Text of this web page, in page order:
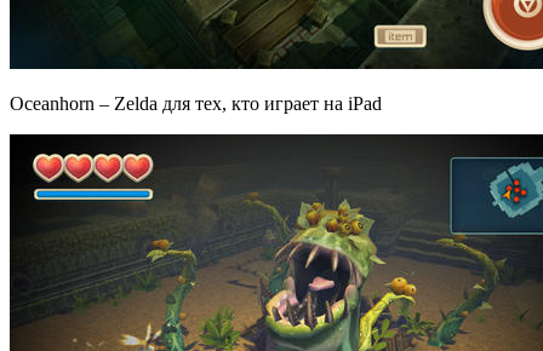
Oceanhorn – Zelda для тех, кто играет на iPad